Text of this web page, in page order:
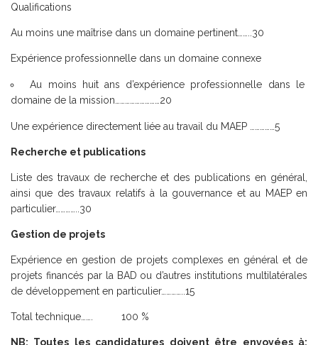
Qualifications
Au moins une maîtrise dans un domaine pertinent……..30
Expérience professionnelle dans un domaine connexe
Au moins huit ans d’expérience professionnelle dans le
domaine de la mission………………………20
Une expérience directement liée au travail du MAEP ……………5
Recherche et publications
Liste des travaux de recherche et des publications en général,
ainsi que des travaux relatifs à la gouvernance et au MAEP en
particulier…………..30
Gestion de projets
Expérience en gestion de projets complexes en général et de
projets financés par la BAD ou d’autres institutions multilatérales
de développement en particulier…………..15
Total technique……. 100 %
NB: Toutes les candidatures doivent être envoyées à: